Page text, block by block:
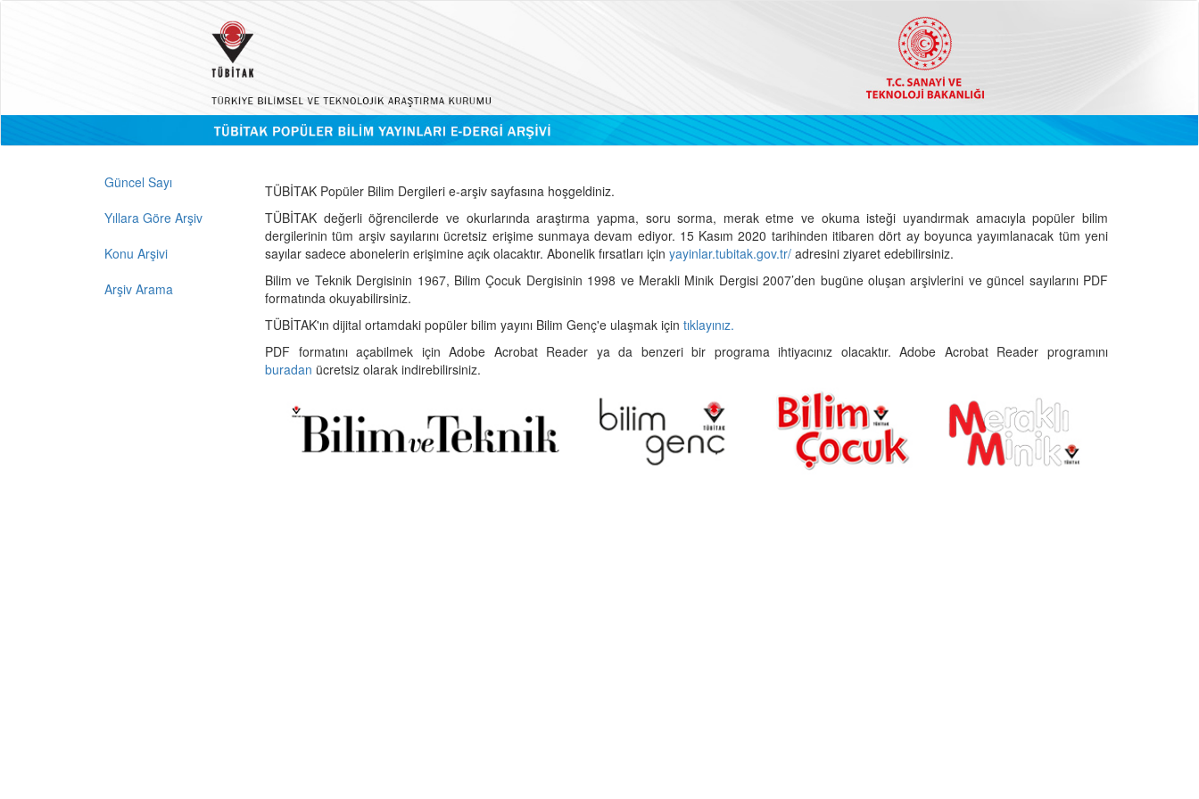
Güncel Sayı
Yıllara Göre Arşiv
Konu Arşivi
Arşiv Arama
TÜBİTAK Popüler Bilim Dergileri e-arşiv sayfasına hoşgeldiniz.
TÜBİTAK değerli öğrencilerde ve okurlarında araştırma yapma, soru sorma, merak etme ve okuma isteği uyandırmak amacıyla popüler bilim
dergilerinin tüm arşiv sayılarını ücretsiz erişime sunmaya devam ediyor. 15 Kasım 2020 tarihinden itibaren dört ay boyunca yayımlanacak tüm yeni
sayılar sadece abonelerin erişimine açık olacaktır. Abonelik fırsatları için yayinlar.tubitak.gov.tr/ adresini ziyaret edebilirsiniz.
Bilim ve Teknik Dergisinin 1967, Bilim Çocuk Dergisinin 1998 ve Merakli Minik Dergisi 2007’den bugüne oluşan arşivlerini ve güncel sayılarını PDF
formatında okuyabilirsiniz.
TÜBİTAK'ın dijital ortamdaki popüler bilim yayını Bilim Genç'e ulaşmak için tıklayınız.
PDF formatını açabilmek için Adobe Acrobat Reader ya da benzeri bir programa ihtiyacınız olacaktır. Adobe Acrobat Reader programını
buradan ücretsiz olarak indirebilirsiniz.